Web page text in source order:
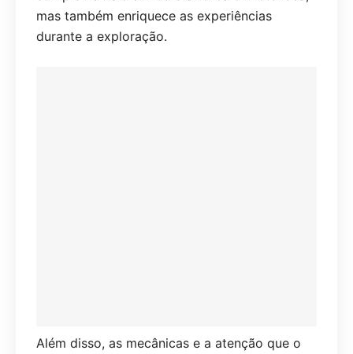
mas também enriquece as experiências
durante a exploração.
Além disso, as mecânicas e a atenção que o